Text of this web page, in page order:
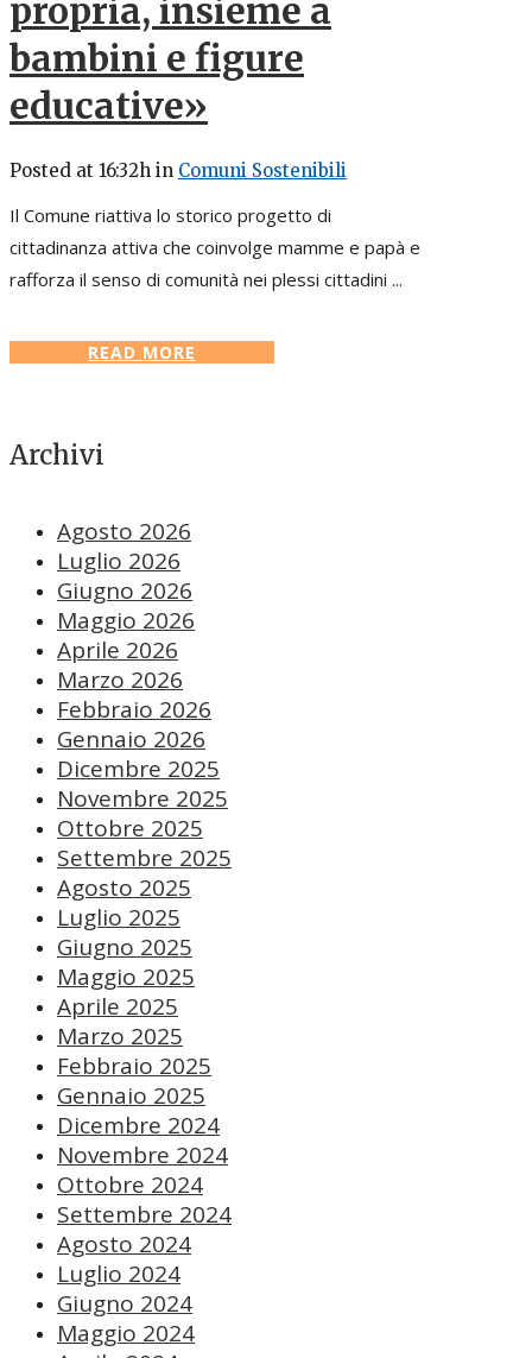
propria, insieme a
bambini e figure
educative»
Posted at 16:32h in Comuni Sostenibili
Il Comune riattiva lo storico progetto di
cittadinanza attiva che coinvolge mamme e papà e
rafforza il senso di comunità nei plessi cittadini ...
READ MORE
Archivi
Agosto 2026
Luglio 2026
Giugno 2026
Maggio 2026
Aprile 2026
Marzo 2026
Febbraio 2026
Gennaio 2026
Dicembre 2025
Novembre 2025
Ottobre 2025
Settembre 2025
Agosto 2025
Luglio 2025
Giugno 2025
Maggio 2025
Aprile 2025
Marzo 2025
Febbraio 2025
Gennaio 2025
Dicembre 2024
Novembre 2024
Ottobre 2024
Settembre 2024
Agosto 2024
Luglio 2024
Giugno 2024
Maggio 2024